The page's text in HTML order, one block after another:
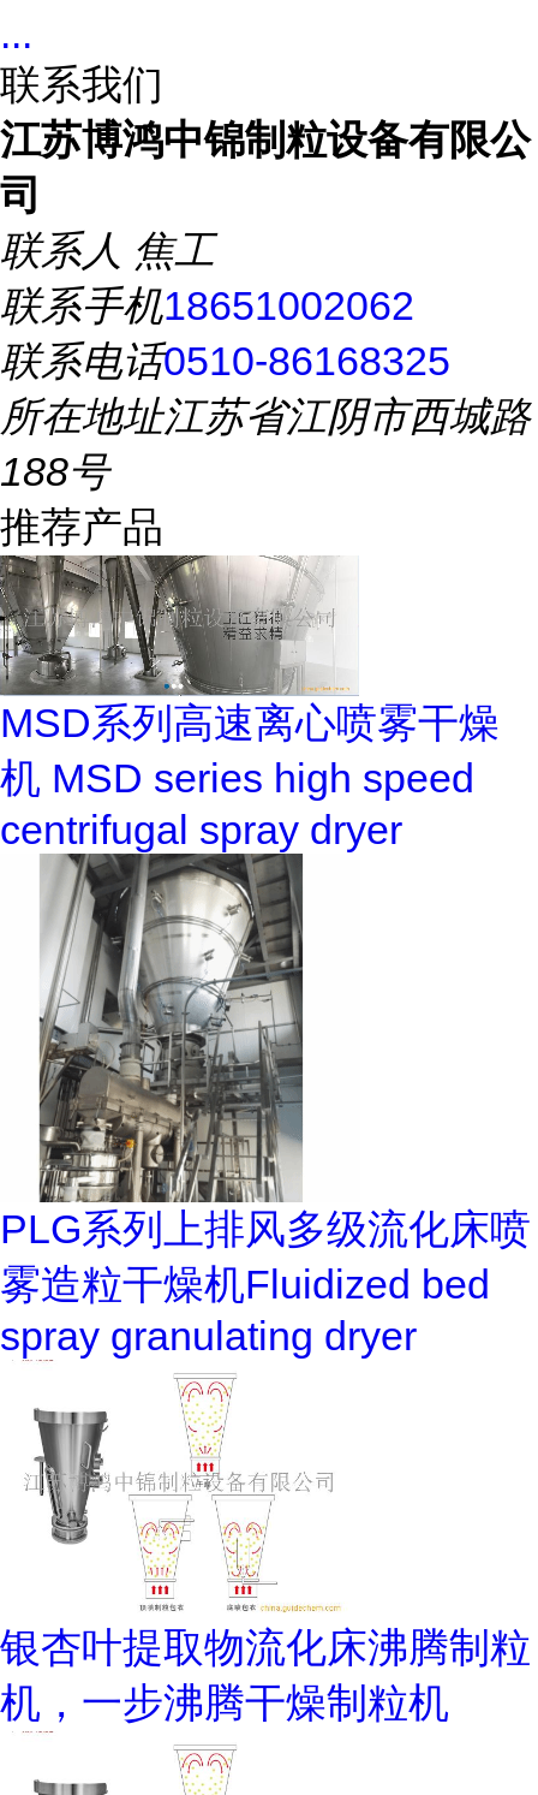
...
联系我们
江苏博鸿中锦制粒设备有限公
司
联系人 焦工
联系手机18651002062
联系电话0510-86168325
所在地址江苏省江阴市西城路
188号
推荐产品
MSD系列高速离心喷雾干燥
机 MSD series high speed
centrifugal spray dryer
PLG系列上排风多级流化床喷
雾造粒干燥机Fluidized bed
spray granulating dryer
银杏叶提取物流化床沸腾制粒
机，一步沸腾干燥制粒机